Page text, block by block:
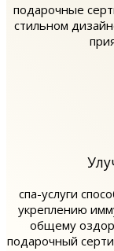
подарочные
стильном
спа-услуги
укреплению
общему
подарочный